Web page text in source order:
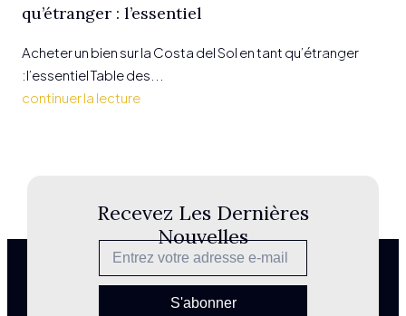
qu’étranger : l’essentiel
Acheter un bien sur la Costa del Sol en tant qu’étranger
:l’essentiel Table des...
continuer la lecture
Recevez Les Dernières
Nouvelles
S'abonner
Politique
de
confident
ialité
Avis
610
de Banús,